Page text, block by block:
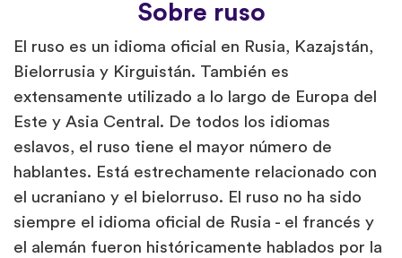
Sobre ruso
El ruso es un idioma oficial en Rusia, Kazajstán,
Bielorrusia y Kirguistán. También es
extensamente utilizado a lo largo de Europa del
Este y Asia Central. De todos los idiomas
eslavos, el ruso tiene el mayor número de
hablantes. Está estrechamente relacionado con
el ucraniano y el bielorruso. El ruso no ha sido
siempre el idioma oficial de Rusia - el francés y
el alemán fueron históricamente hablados por la